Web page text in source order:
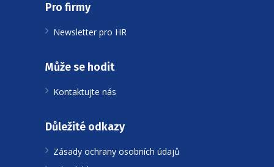
Pro firmy
Newsletter pro HR
Může se hodit
Kontaktujte nás
Důležité odkazy
Zásady ochrany osobních údajů